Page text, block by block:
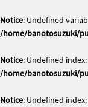
Notice: Undefined
/home/banotosuzuki/
Notice: Undefined
/home/banotosuzuki/
Notice: Undefined